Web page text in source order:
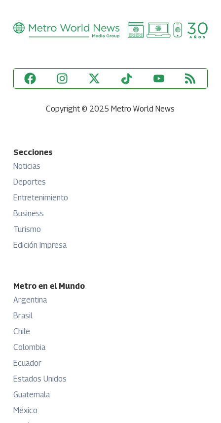
Copyright © 2025 Metro World News
Secciones
Noticias
Deportes
Entretenimiento
Business
Turismo
Edición Impresa
Metro en el Mundo
Argentina
Brasil
Chile
Colombia
Ecuador
Estados Unidos
Guatemala
México